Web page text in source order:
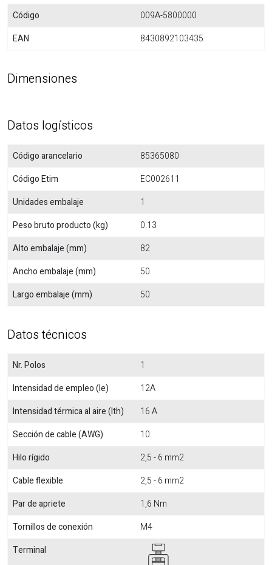
Código
009A-5800000
EAN
8430892103435
Dimensiones
Datos logísticos
Código arancelario
85365080
Código Etim
EC002611
Unidades embalaje
1
Peso bruto producto (kg)
0.13
Alto embalaje (mm)
82
Ancho embalaje (mm)
50
Largo embalaje (mm)
50
Datos técnicos
Nr. Polos
1
Intensidad de empleo (Ie)
12A
Intensidad térmica al aire (Ith)
16 A
Sección de cable (AWG)
10
Hilo rígido
2,5 - 6 mm2
Cable flexible
2,5 - 6 mm2
Par de apriete
1,6 Nm
Tornillos de conexión
M4
Terminal